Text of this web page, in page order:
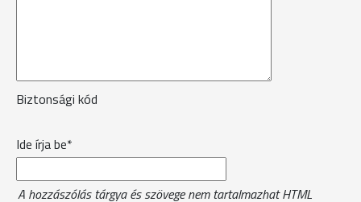
Biztonsági kód
Ide írja be*
A hozzászólás tárgya és szövege nem tartalmazhat HTML